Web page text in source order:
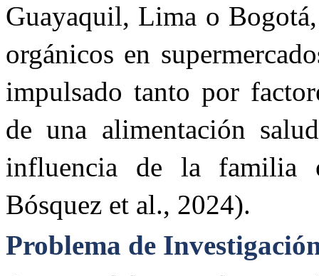
Guayaquil, Lima o
orgánicos en
impulsado tanto por
de una alimentación
influencia de la familia
Bósquez et al., 2024).
Problema de